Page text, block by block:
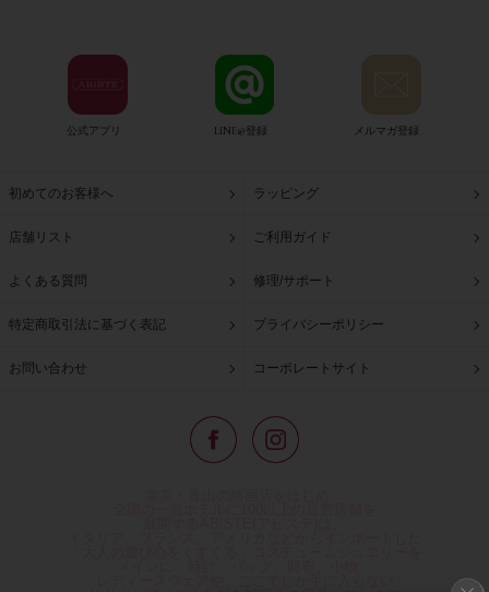
公式アプリ LINE@登録 メルマガ登録
初めてのお客様へ ラッピング
店舗リスト ご利用ガイド
よくある質問 修理/サポート
特定商取引法に基づく表記 プライバシーポリシー
お問い合わせ コーポレートサイト